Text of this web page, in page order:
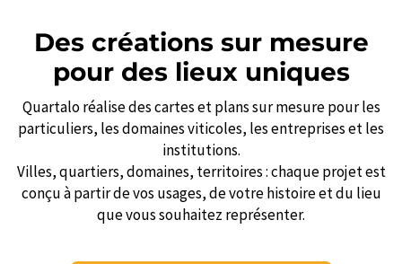
Des créations sur mesure
pour des lieux uniques
Quartalo réalise des cartes et plans sur mesure pour les
particuliers, les domaines viticoles, les entreprises et les
institutions.
Villes, quartiers, domaines, territoires : chaque projet est
conçu à partir de vos usages, de votre histoire et du lieu
que vous souhaitez représenter.